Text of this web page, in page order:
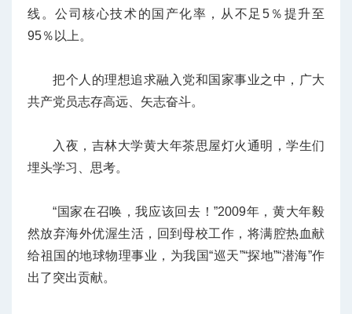
线。公司核心技术的国产化率，从不足5％提升至
95％以上。
把个人的理想追求融入党和国家事业之中，广大
共产党员志存高远、矢志奋斗。
入夜，吉林大学黄大年茶思屋灯火通明，学生们
埋头学习、思考。
“国家在召唤，我应该回去！”2009年，黄大年毅
然放弃海外优渥生活，回到母校工作，将满腔热血献
给祖国的地球物理事业，为我国“巡天”“探地”“潜海”作
出了突出贡献。